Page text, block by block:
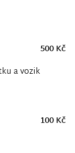
500 Kč
a vozik
100 Kč